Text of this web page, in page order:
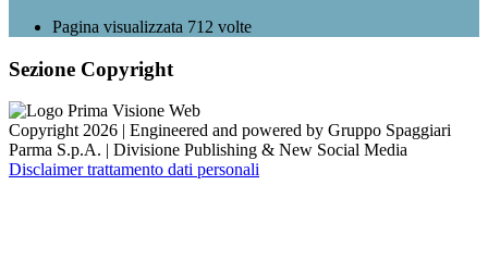
Pagina visualizzata 712 volte
Sezione Copyright
Copyright 2026 | Engineered and powered by Gruppo Spaggiari
Parma S.p.A. | Divisione Publishing & New Social Media
Disclaimer trattamento dati personali